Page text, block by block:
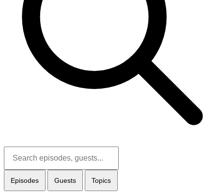
Episodes Guests Topics